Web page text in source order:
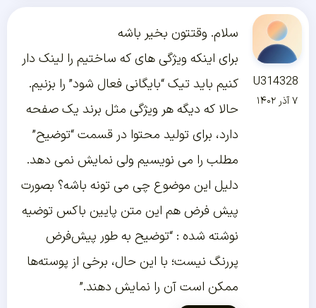
U314328
۷ آذر ۱۴۰۲
سلام. وقتتون بخیر باشه
برای اینکه ویژگی های که ساختیم را لینک دار
کنیم باید تیک “بایگانی فعال شود” را بزنیم.
حالا که دیگه هر ویژگی مثل برند یک صفحه
دارد، برای تولید محتوا در قسمت “توضیح”
مطلب را می نویسیم ولی نمایش نمی دهد.
دلیل این موضوع چی می تونه باشه؟ بصورت
پیش فرض هم این متن پایین باکس توضیه
نوشته شده : “توضیح به طور پیش‌فرض
پررنگ نیست؛ با این حال، برخی از پوسته‌ها
ممکن است آن را نمایش دهند.”